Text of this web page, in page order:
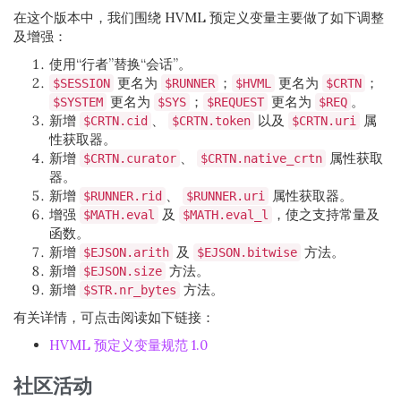
在这个版本中，我们围绕 HVML 预定义变量主要做了如下调整
及增强：
使用“行者”替换“会话”。
$SESSION 更名为 $RUNNER ； $HVML 更名为 $CRTN ；
$SYSTEM 更名为 $SYS ； $REQUEST 更名为 $REQ 。
新增 $CRTN.cid 、 $CRTN.token 以及 $CRTN.uri
属
性获取器。
新增 $CRTN.curator 、 $CRTN.native_crtn
属性获取
器。
新增 $RUNNER.rid 、 $RUNNER.uri
属性获取器。
增强
$MATH.eval 及 $MATH.eval_l
，使之支持常量及
函数。
新增 $EJSON.arith 及 $EJSON.bitwise 方法。
新增 $EJSON.size 方法。
新增 $STR.nr_bytes 方法。
有关详情，可点击阅读如下链接：
HVML 预定义变量规范 1.0
社区活动